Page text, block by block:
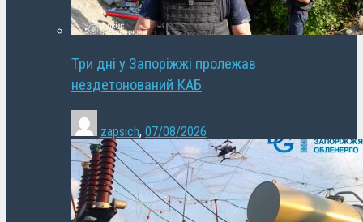
Три дні у Запоріжжі пролежав
нездетонований КАБ
zapsich, 07/08/2026